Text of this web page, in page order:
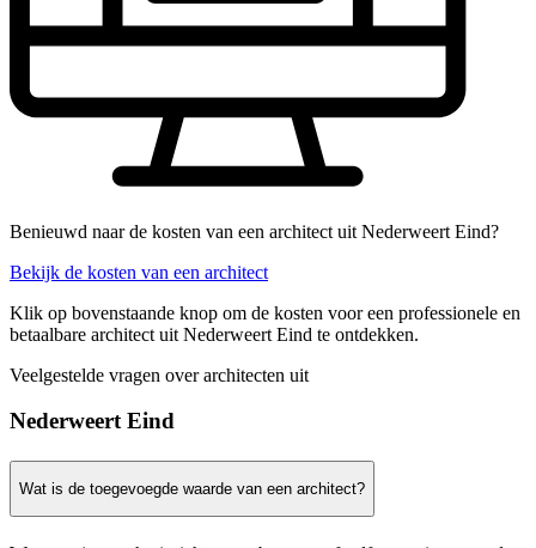
Benieuwd naar de kosten van een architect uit Nederweert Eind?
Bekijk de kosten van een architect
Klik op bovenstaande knop om de kosten voor een professionele en
betaalbare architect uit Nederweert Eind te ontdekken.
Veelgestelde vragen over architecten uit
Nederweert Eind
Wat is de toegevoegde waarde van een architect?